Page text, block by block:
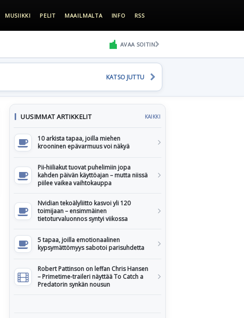
MUSIIKKI PELIT MAAILMALTA INFO RSS
AVAA SOITIN
KATSO JUTTU
UUSIMMAT ARTIKKELIT KAIKKI
10 arkista tapaa, joilla miehen
krooninen epävarmuus voi näkyä
Pii-hiiliakut tuovat puhelimiin jopa
kahden päivän käyttöajan – mutta niissä
piilee vaikea vaihtokauppa
Nvidian tekoälyliitto kasvoi yli 120
toimijaan – ensimmäinen
tietoturvaluonnos syntyi viikossa
5 tapaa, joilla emotionaalinen
kypsymättömyys sabotoi parisuhdetta
Robert Pattinson on leffan Chris Hansen
– Primetime-traileri näyttää To Catch a
Predatorin synkän nousun